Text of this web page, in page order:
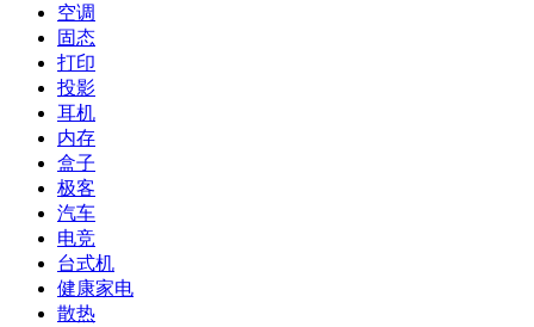
空调
固态
打印
投影
耳机
内存
盒子
极客
汽车
电竞
台式机
健康家电
散热